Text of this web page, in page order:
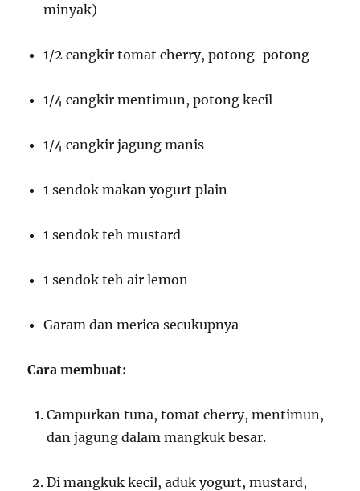
minyak)
1/2 cangkir tomat cherry, potong-potong
1/4 cangkir mentimun, potong kecil
1/4 cangkir jagung manis
1 sendok makan yogurt plain
1 sendok teh mustard
1 sendok teh air lemon
Garam dan merica secukupnya
Cara membuat:
Campurkan tuna, tomat cherry, mentimun,
dan jagung dalam mangkuk besar.
Di mangkuk kecil, aduk yogurt, mustard,